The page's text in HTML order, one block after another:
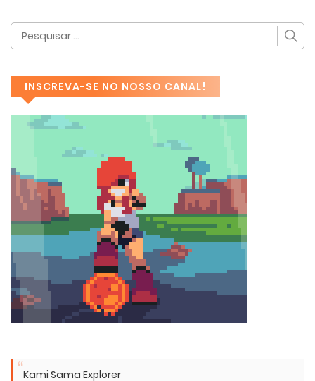
INSCREVA-SE NO NOSSO CANAL!
Kami Sama Explorer